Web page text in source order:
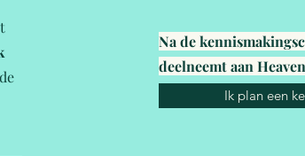
Na de
deelneemt aan
Ik plan een